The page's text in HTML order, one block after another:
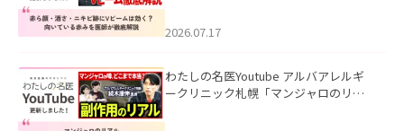
した。
2026.07.17
わたしの名医Youtube アルバアレルギ
ークリニック札幌「マンジャロのリア